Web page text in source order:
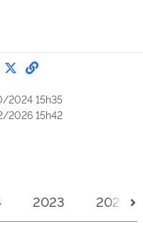
Compartilhe por
Compartilhe por
link para Copiar
2024 15h35
2026 15h42
2023 2022